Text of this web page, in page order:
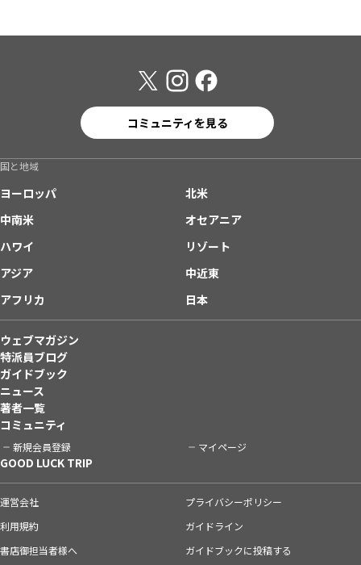
コミュニティを見る
国と地域
ヨーロッパ
北米
中南米
オセアニア
ハワイ
リゾート
アジア
中近東
アフリカ
日本
ウェブマガジン
特派員ブログ
ガイドブック
ニュース
著者一覧
コミュニティ
新規会員登録 マイページ
GOOD LUCK TRIP
運営会社
プライバシーポリシー
利用規約
ガイドライン
書店御担当者様へ
ガイドブックに投稿する